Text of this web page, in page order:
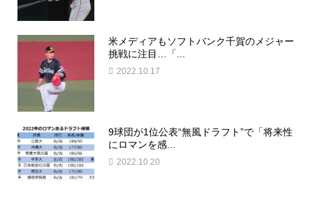
米メディアもソフトバンク千賀のメジャー
挑戦に注目…「...
2022.10.17
9球団が1位公表“無風ドラフト”で「将来性
にロマンを感...
2022.10.20